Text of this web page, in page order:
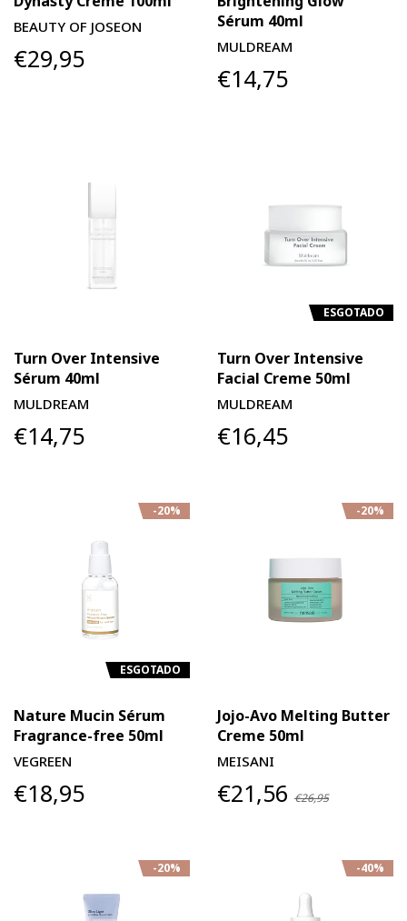
BEAUTY OF JOSEON
€29,95
Sérum 40ml
MULDREAM
€14,75
Turn Over Intensive
Sérum 40ml
MULDREAM
€14,75
ESGOTADO
Turn Over Intensive
Facial Creme 50ml
MULDREAM
€16,45
-20%
ESGOTADO
Nature Mucin Sérum
Fragrance-free 50ml
VEGREEN
€18,95
-20%
Jojo-Avo Melting Butter
Creme 50ml
MEISANI
€21,56 €26,95
-20% -40%